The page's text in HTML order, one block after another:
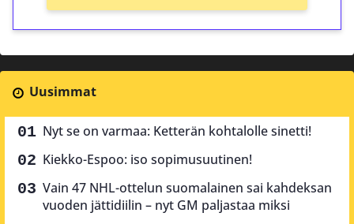
Uusimmat
Nyt se on varmaa: Ketterän kohtalolle sinetti!
Kiekko-Espoo: iso sopimusuutinen!
Vain 47 NHL-ottelun suomalainen sai kahdeksan
vuoden jättidiilin – nyt GM paljastaa miksi